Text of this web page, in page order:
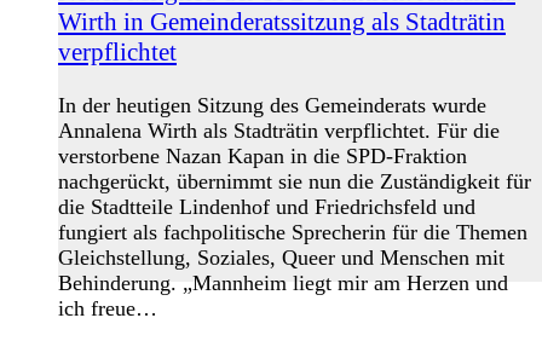
Wirth in Gemeinderatssitzung als Stadträtin
verpflichtet
In der heutigen Sitzung des Gemeinderats wurde
Annalena Wirth als Stadträtin verpflichtet. Für die
verstorbene Nazan Kapan in die SPD-Fraktion
nachgerückt, übernimmt sie nun die Zuständigkeit für
die Stadtteile Lindenhof und Friedrichsfeld und
fungiert als fachpolitische Sprecherin für die Themen
Gleichstellung, Soziales, Queer und Menschen mit
Behinderung. „Mannheim liegt mir am Herzen und
ich freue…